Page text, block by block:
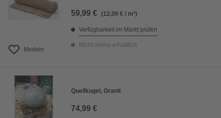
Merken
59,99 € (12,00 € / m²)
Verfügbarkeit im Markt prüfen
Nicht online erhältlich
Quellkugel, Granit
74,99 €